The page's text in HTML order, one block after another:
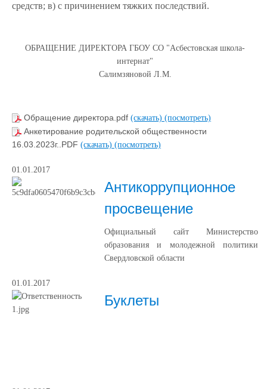
средств; в) с причинением тяжких последствий.
ОБРАЩЕНИЕ ДИРЕКТОРА ГБОУ СО "Асбестовская школа-
интернат"
Салимзяновой Л.М.
Обращение директора.pdf (скачать) (посмотреть)
Анкетирование родительской общественности
16.03.2023г..PDF (скачать) (посмотреть)
01.01.2017
Антикоррупционное
просвещение
Официальный сайт Министерство
образования и молодежной политики
Свердловской области
01.01.2017
Буклеты